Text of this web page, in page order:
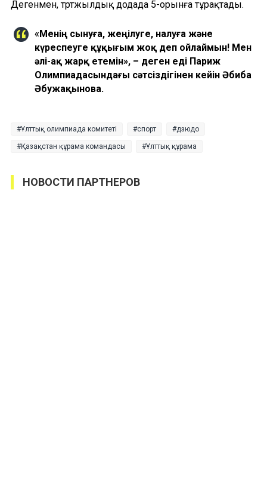
Дегенмен, төртжылдық додада 5-орынға тұрақтады.
«Менің сынуға, жеңілуге, налуға және
күреспеуге құқығым жоқ деп ойлаймын! Мен
әлі-ақ жарқ етемін», – деген еді Париж
Олимпиадасындағы сәтсіздігінен кейін Әбиба
Әбужақынова.
Ұлттық олимпиада комитеті спорт дзюдо
Қазақстан құрама командасы Ұлттық құрама
НОВОСТИ ПАРТНЕРОВ